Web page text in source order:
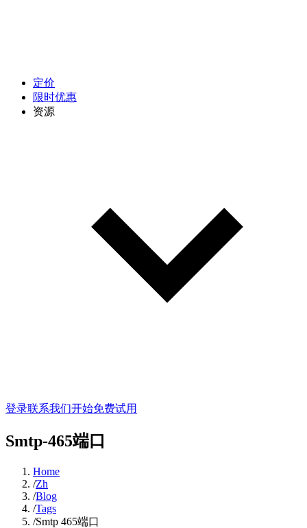
定价
限时优惠
资源
登录联系我们开始免费试用
Smtp-465端口
Home
/Zh
/Blog
/Tags
/Smtp 465端口